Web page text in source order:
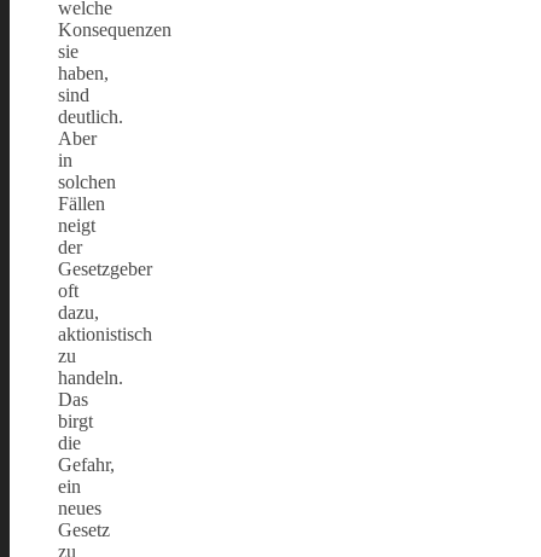
welche
Konsequenzen
sie
haben,
sind
deutlich.
Aber
in
solchen
Fällen
neigt
der
Gesetzgeber
oft
dazu,
aktionistisch
zu
handeln.
Das
birgt
die
Gefahr,
ein
neues
Gesetz
zu